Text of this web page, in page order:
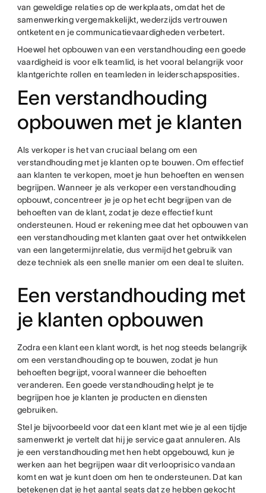
van geweldige relaties op de werkplaats, omdat het de
samenwerking vergemakkelijkt, wederzijds vertrouwen
ontketent en je communicatievaardigheden verbetert.
Hoewel het opbouwen van een verstandhouding een goede
vaardigheid is voor elk teamlid, is het vooral belangrijk voor
klantgerichte rollen en teamleden in leiderschapsposities.
Een verstandhouding
opbouwen met je klanten
Als verkoper is het van cruciaal belang om een
verstandhouding met je klanten op te bouwen. Om effectief
aan klanten te verkopen, moet je hun behoeften en wensen
begrijpen. Wanneer je als verkoper een verstandhouding
opbouwt, concentreer je je op het echt begrijpen van de
behoeften van de klant, zodat je deze effectief kunt
ondersteunen. Houd er rekening mee dat het opbouwen van
een verstandhouding met klanten gaat over het ontwikkelen
van een langetermijnrelatie, dus vermijd het gebruik van
deze techniek als een snelle manier om een deal te sluiten.
Een verstandhouding met
je klanten opbouwen
Zodra een klant een klant wordt, is het nog steeds belangrijk
om een verstandhouding op te bouwen, zodat je hun
behoeften begrijpt, vooral wanneer die behoeften
veranderen. Een goede verstandhouding helpt je te
begrijpen hoe je klanten je producten en diensten
gebruiken.
Stel je bijvoorbeeld voor dat een klant met wie je al een tijdje
samenwerkt je vertelt dat hij je service gaat annuleren. Als
je een verstandhouding met hen hebt opgebouwd, kun je
werken aan het begrijpen waar dit verlooprisico vandaan
komt en wat je kunt doen om hen te ondersteunen. Dat kan
betekenen dat je het aantal seats dat ze hebben gekocht